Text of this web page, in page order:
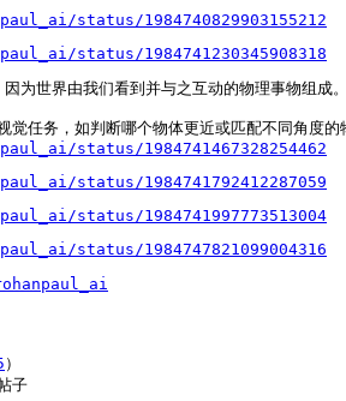
status/1984740829903155212
status/1984741230345908318
为世界由我们看到并与之互动的物理事物组成
status/1984741467328254462
status/1984741792412287059
status/1984741997773513004
status/1984747821099004316
）
子